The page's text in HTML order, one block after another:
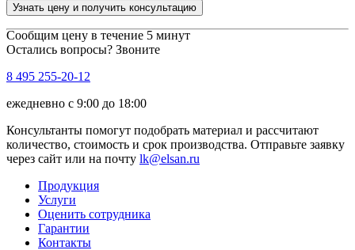
Узнать цену и получить консультацию
Сообщим цену в течение 5 минут
Остались вопросы? Звоните
8 495 255-20-12
ежедневно с 9:00 до 18:00
Консультанты помогут подобрать материал и рассчитают
количество, стоимость и срок производства. Отправьте заявку
через сайт или на почту lk@elsan.ru
Продукция
Услуги
Оценить сотрудника
Гарантии
Контакты